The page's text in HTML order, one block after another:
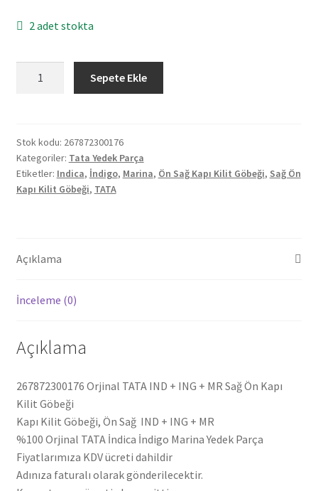
2 adet stokta
MR
Sağ
Ön
Kapı
adet
Sepete Ekle
Stok kodu: 267872300176
Kategoriler: Tata Yedek Parça
Etiketler: Indica, İndigo, Marina, Ön Sağ Kapı Kilit Göbeği, Sağ Ön
Kapı Kilit Göbeği, TATA
Açıklama
İnceleme (0)
Açıklama
267872300176 Orjinal TATA IND + ING + MR Sağ Ön Kapı
Kilit Göbeği
Kapı Kilit Göbeği, Ön Sağ IND + ING + MR
%100 Orjinal TATA İndica İndigo Marina Yedek Parça
Fiyatlarımıza KDV ücreti dahildir
Adınıza faturalı olarak gönderilecektir.